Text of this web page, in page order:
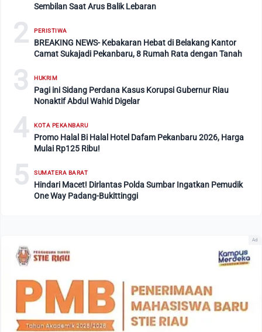
Sembilan Saat Arus Balik Lebaran
2 PERISTIWA
BREAKING NEWS- Kebakaran Hebat di Belakang Kantor
Camat Sukajadi Pekanbaru, 8 Rumah Rata dengan Tanah
3 HUKRIM
Pagi ini Sidang Perdana Kasus Korupsi Gubernur Riau
Nonaktif Abdul Wahid Digelar
4 KOTA PEKANBARU
Promo Halal Bi Halal Hotel Dafam Pekanbaru 2026, Harga
Mulai Rp125 Ribu!
5 SUMATERA BARAT
Hindari Macet! Dirlantas Polda Sumbar Ingatkan Pemudik
One Way Padang-Bukittinggi
Ad